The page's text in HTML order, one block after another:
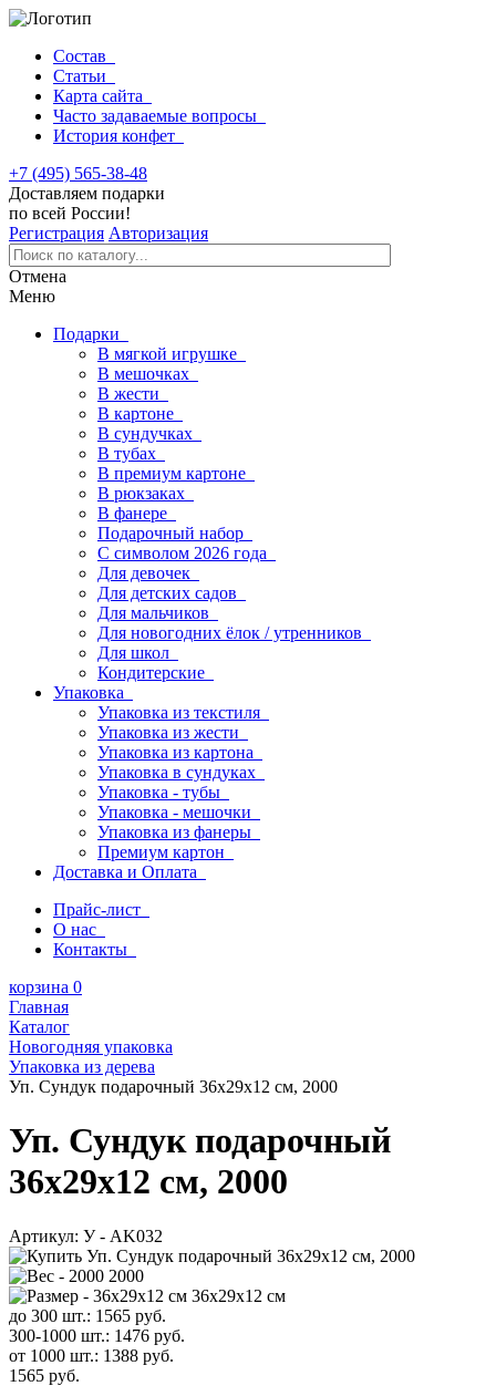
Состав
Статьи
Карта сайта
Часто задаваемые вопросы
История конфет
+7 (495) 565-38-48
Доставляем подарки
по всей России!
Регистрация Авторизация
Отмена
Меню
Подарки
В мягкой игрушке
В мешочках
В жести
В картоне
В сундучках
В тубах
В премиум картоне
В рюкзаках
В фанере
Подарочный набор
С символом 2026 года
Для девочек
Для детских садов
Для мальчиков
Для новогодних ёлок / утренников
Для школ
Кондитерские
Упаковка
Упаковка из текстиля
Упаковка из жести
Упаковка из картона
Упаковка в сундуках
Упаковка - тубы
Упаковка - мешочки
Упаковка из фанеры
Премиум картон
Доставка и Оплата
Прайс-лист
О нас
Контакты
корзина 0
Главная
Каталог
Новогодняя упаковка
Упаковка из дерева
Уп. Сундук подарочный 36x29x12 см, 2000
Уп. Сундук подарочный
36x29x12 см, 2000
Артикул: У - AK032
2000
36x29x12 см
до 300 шт.: 1565 руб.
300-1000 шт.: 1476 руб.
от 1000 шт.: 1388 руб.
1565 руб.